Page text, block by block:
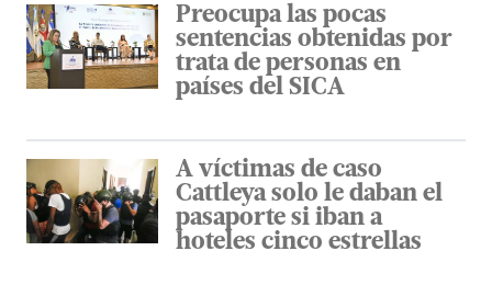
Preocupa las pocas
sentencias obtenidas por
trata de personas en
países del SICA
A víctimas de caso
Cattleya solo le daban el
pasaporte si iban a
hoteles cinco estrellas